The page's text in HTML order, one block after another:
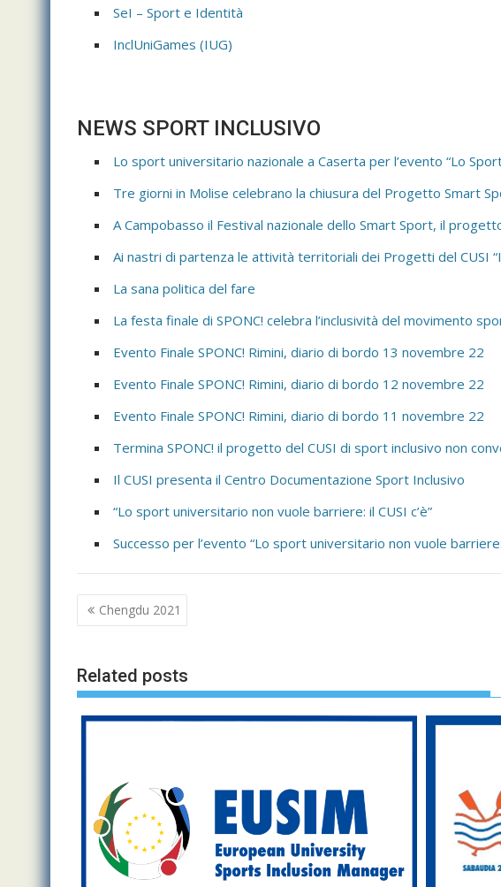
SeI – Sport e Identità
InclUniGames (IUG)
NEWS SPORT INCLUSIVO
Lo sport universitario nazionale a Caserta per l’evento “Lo
Tre giorni in Molise celebrano la chiusura del Progetto Smart
A Campobasso il Festival nazionale dello Smart Sport, il
Ai nastri di partenza le attività territoriali dei Progetti del CUSI
La sana politica del fare
La festa finale di SPONC! celebra l’inclusività del movimento
Evento Finale SPONC! Rimini, diario di bordo 13 novembre 22
Evento Finale SPONC! Rimini, diario di bordo 12 novembre 22
Evento Finale SPONC! Rimini, diario di bordo 11 novembre 22
Termina SPONC! il progetto del CUSI di sport inclusivo non
Il CUSI presenta il Centro Documentazione Sport Inclusivo
“Lo sport universitario non vuole barriere: il CUSI c’è”
Successo per l’evento “Lo sport universitario non vuole barriere:
Navigazione
articoli
Chengdu 2021
Related posts